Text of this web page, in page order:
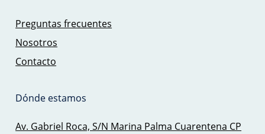
Preguntas frecuentes
Nosotros
Contacto
Dónde estamos
Av. Gabriel Roca, S/N Marina Palma Cuarentena CP